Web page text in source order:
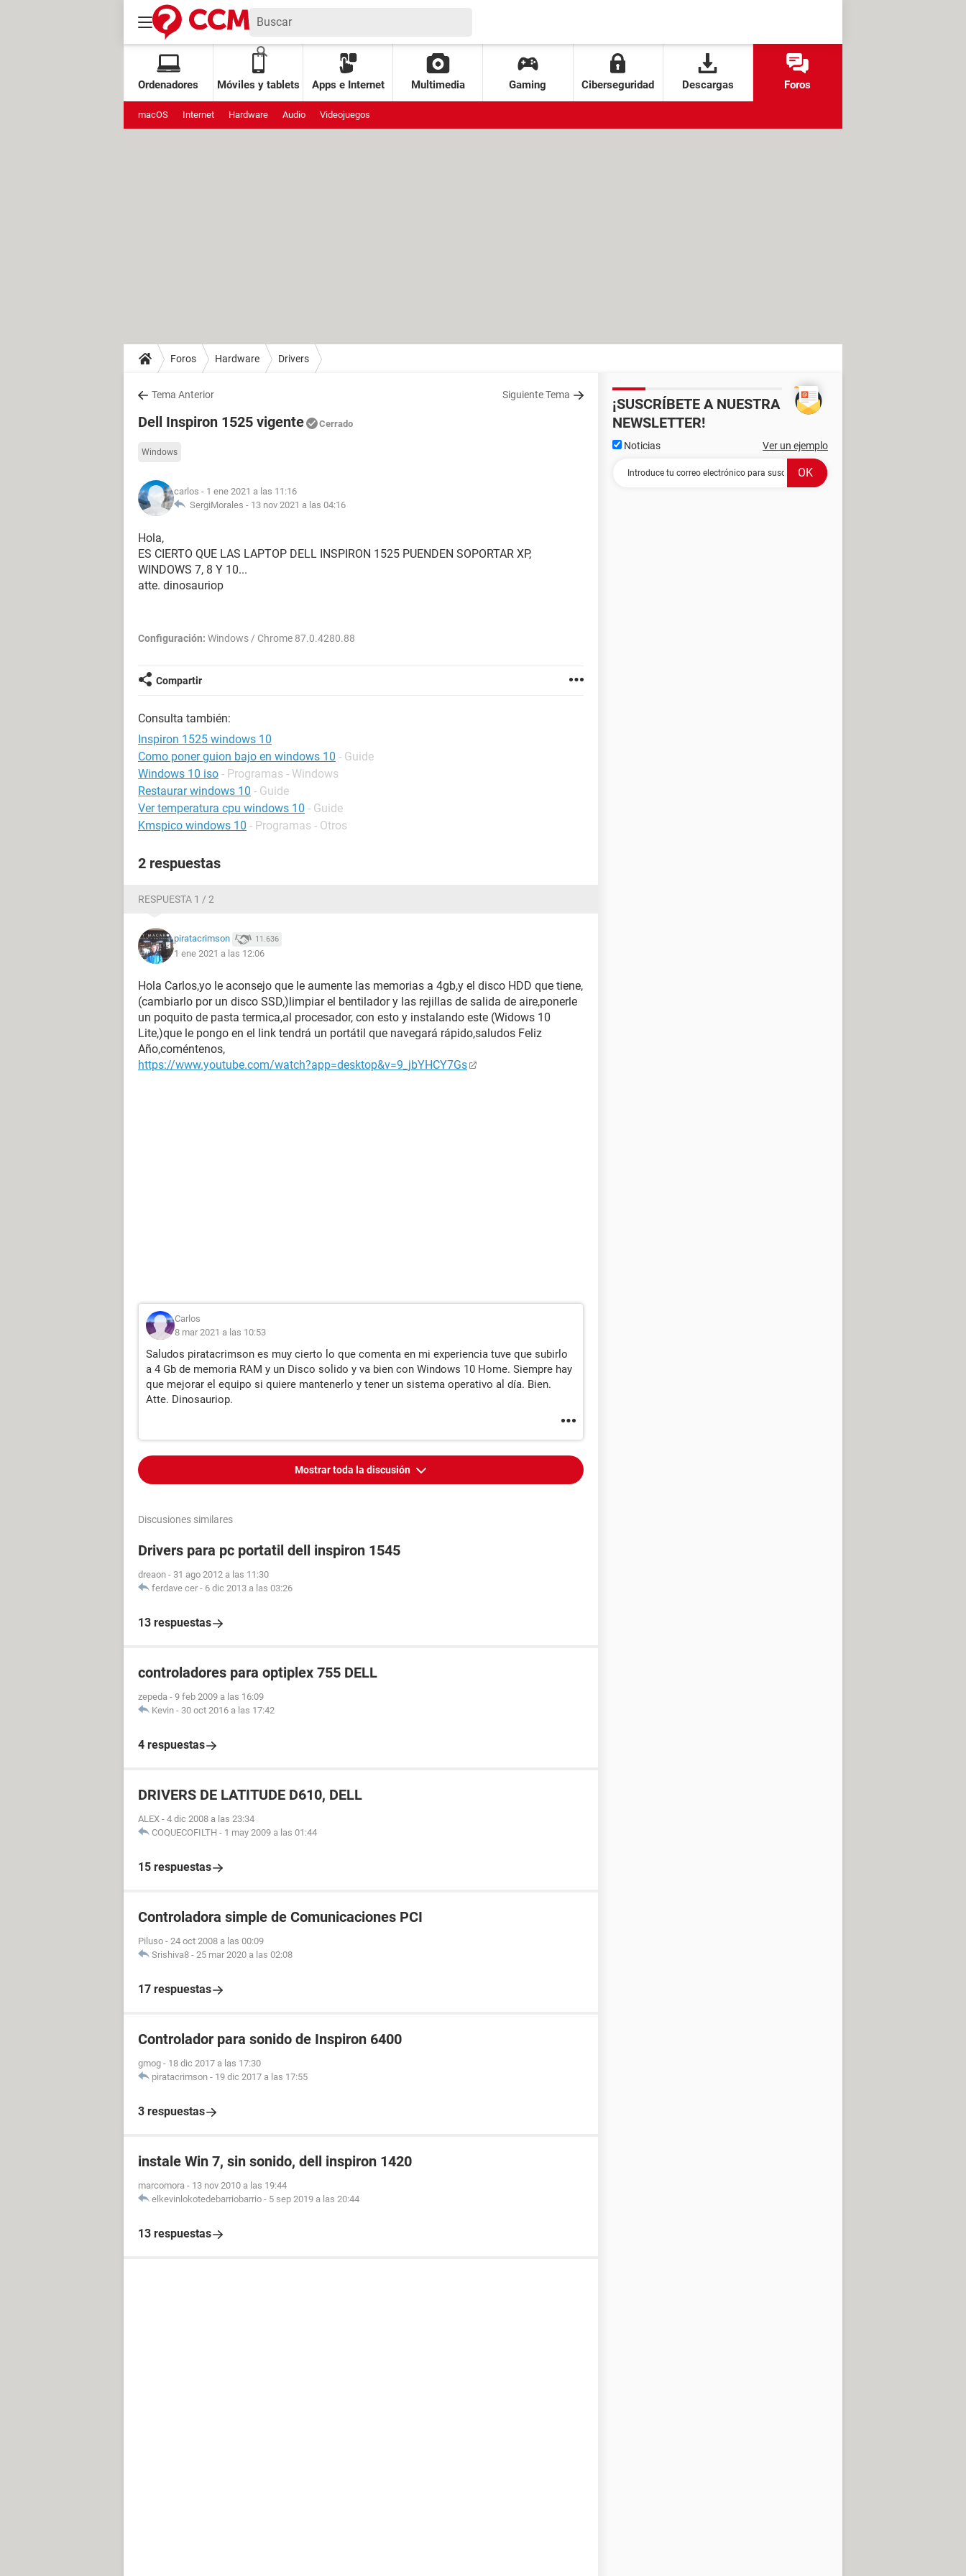
Ordenadores Móviles y tablets Apps e Internet Multimedia Gaming Ciberseguridad Descargas Foros
macOS Internet Hardware Audio Videojuegos
Foros Hardware Drivers
Tema Anterior Siguiente Tema
Dell Inspiron 1525 vigente Cerrado
Windows
carlos - 1 ene 2021 a las 11:16
SergiMorales - 13 nov 2021 a las 04:16
Hola,
ES CIERTO QUE LAS LAPTOP DELL INSPIRON 1525 PUENDEN SOPORTAR XP,
WINDOWS 7, 8 Y 10...
atte. dinosauriop
Configuración: Windows / Chrome 87.0.4280.88
Compartir
Consulta también:
Inspiron 1525 windows 10
Como poner guion bajo en windows 10 - Guide
Windows 10 iso - Programas - Windows
Restaurar windows 10 - Guide
Ver temperatura cpu windows 10 - Guide
Kmspico windows 10 - Programas - Otros
2 respuestas
RESPUESTA 1 / 2
piratacrimson 11.636
1 ene 2021 a las 12:06
Hola Carlos,yo le aconsejo que le aumente las memorias a 4gb,y el disco HDD que tiene,
(cambiarlo por un disco SSD,)limpiar el bentilador y las rejillas de salida de aire,ponerle
un poquito de pasta termica,al procesador, con esto y instalando este (Widows 10
Lite,)que le pongo en el link tendrá un portátil que navegará rápido,saludos Feliz
Año,coméntenos,
https://www.youtube.com/watch?app=desktop&v=9_jbYHCY7Gs
Carlos
8 mar 2021 a las 10:53
Saludos piratacrimson es muy cierto lo que comenta en mi experiencia tuve que subirlo
a 4 Gb de memoria RAM y un Disco solido y va bien con Windows 10 Home. Siempre hay
que mejorar el equipo si quiere mantenerlo y tener un sistema operativo al día. Bien.
Atte. Dinosauriop.
Mostrar toda la discusión
Discusiones similares
Drivers para pc portatil dell inspiron 1545
dreaon - 31 ago 2012 a las 11:30
ferdave cer - 6 dic 2013 a las 03:26
13 respuestas
controladores para optiplex 755 DELL
zepeda - 9 feb 2009 a las 16:09
Kevin - 30 oct 2016 a las 17:42
4 respuestas
DRIVERS DE LATITUDE D610, DELL
ALEX - 4 dic 2008 a las 23:34
COQUECOFILTH - 1 may 2009 a las 01:44
15 respuestas
Controladora simple de Comunicaciones PCI
Piluso - 24 oct 2008 a las 00:09
Srishiva8 - 25 mar 2020 a las 02:08
17 respuestas
Controlador para sonido de Inspiron 6400
gmog - 18 dic 2017 a las 17:30
piratacrimson - 19 dic 2017 a las 17:55
3 respuestas
instale Win 7, sin sonido, dell inspiron 1420
marcomora - 13 nov 2010 a las 19:44
elkevinlokotedebarriobarrio - 5 sep 2019 a las 20:44
13 respuestas
¡SUSCRÍBETE A NUESTRA
NEWSLETTER!
Noticias Ver un ejemplo